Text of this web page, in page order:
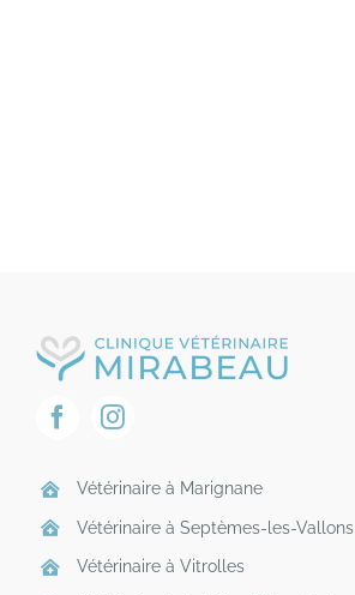
Vétérinaire à Marignane
Vétérinaire à Septèmes-les-Vallons
Vétérinaire à Vitrolles